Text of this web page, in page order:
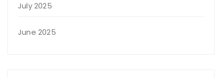
July 2025
June 2025